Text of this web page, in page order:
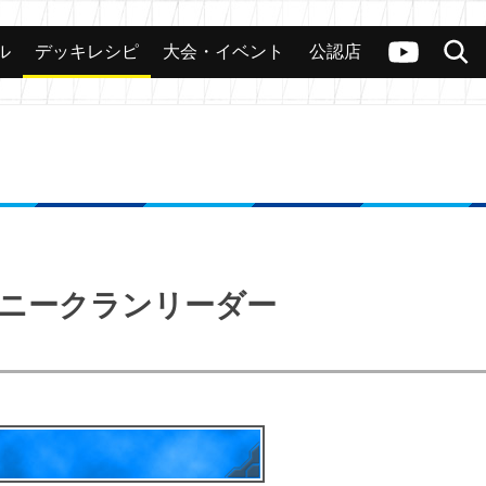
ヴァンガードch
検索
カード 大会 公認店舗 その他
デッキレシピ 大会・イベント 公認店
ークランリーダー